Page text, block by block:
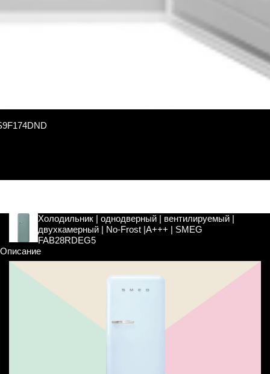
Холодильник | однодверный | вентилируемый |
двухкамерный | No-Frost |A+++ | SMEG
FAB28RDEG5
Описание